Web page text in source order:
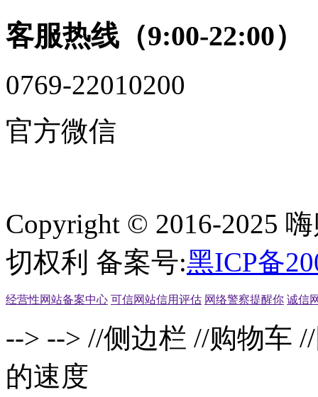
客服热线（9:00-22:00）
0769-22010200
官方微信
Copyright © 2016-2025
切权利 备案号:黑ICP备
经营性网站备案中心 可信网站信用评估 网络警察提醒你 诚信
--> --> //侧边栏 //购物车
的速度